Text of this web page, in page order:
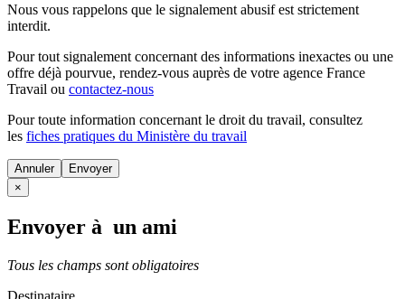
Nous vous rappelons que le signalement abusif est strictement
interdit.
Pour tout signalement concernant des informations inexactes ou une
offre déjà pourvue, rendez-vous auprès de votre agence France
Travail ou contactez-nous
Pour toute information concernant le droit du travail, consultez
les fiches pratiques du Ministère du travail
Annuler
×
Envoyer à un ami
Tous les champs sont obligatoires
Destinataire